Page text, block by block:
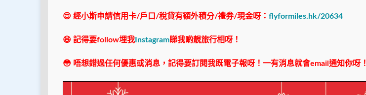
😍 經小斯申請信用卡/戶口/稅貸有額外積分/禮券/現金呀： flyformiles.hk/20634
😆 記得要follow埋我 Instagram睇我啲靚旅行相呀！
😳 唔想錯過任何優惠或消息，記得要訂閱我既電子報呀！一有消息就會email通知你呀！